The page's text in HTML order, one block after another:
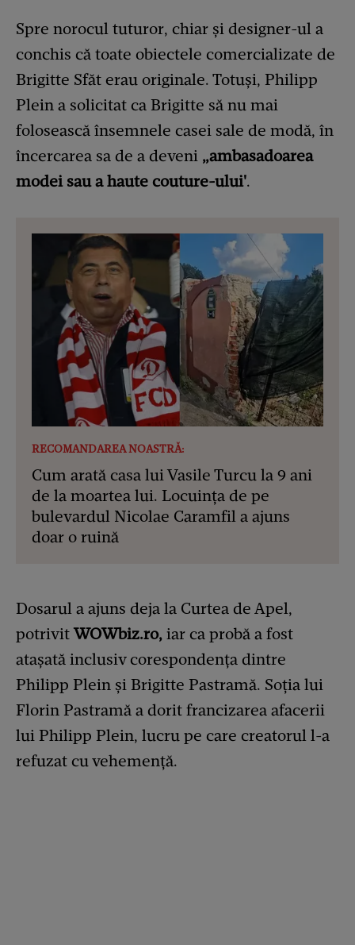
Spre norocul tuturor, chiar și designer-ul a
conchis că toate obiectele comercializate de
Brigitte Sfăt erau originale. Totuși, Philipp
Plein a solicitat ca Brigitte să nu mai
folosească însemnele casei sale de modă, în
încercarea sa de a deveni „ambasadoarea
modei sau a haute couture-ului'.
RECOMANDAREA NOASTRĂ:
Cum arată casa lui Vasile Turcu la 9 ani
de la moartea lui. Locuința de pe
bulevardul Nicolae Caramfil a ajuns
doar o ruină
Dosarul a ajuns deja la Curtea de Apel,
potrivit WOWbiz.ro, iar ca probă a fost
atașată inclusiv corespondența dintre
Philipp Plein și Brigitte Pastramă. Soția lui
Florin Pastramă a dorit francizarea afacerii
lui Philipp Plein, lucru pe care creatorul l-a
refuzat cu vehemență.